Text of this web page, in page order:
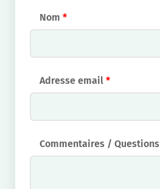
Nom *
Adresse email *
Commentaires / Questions